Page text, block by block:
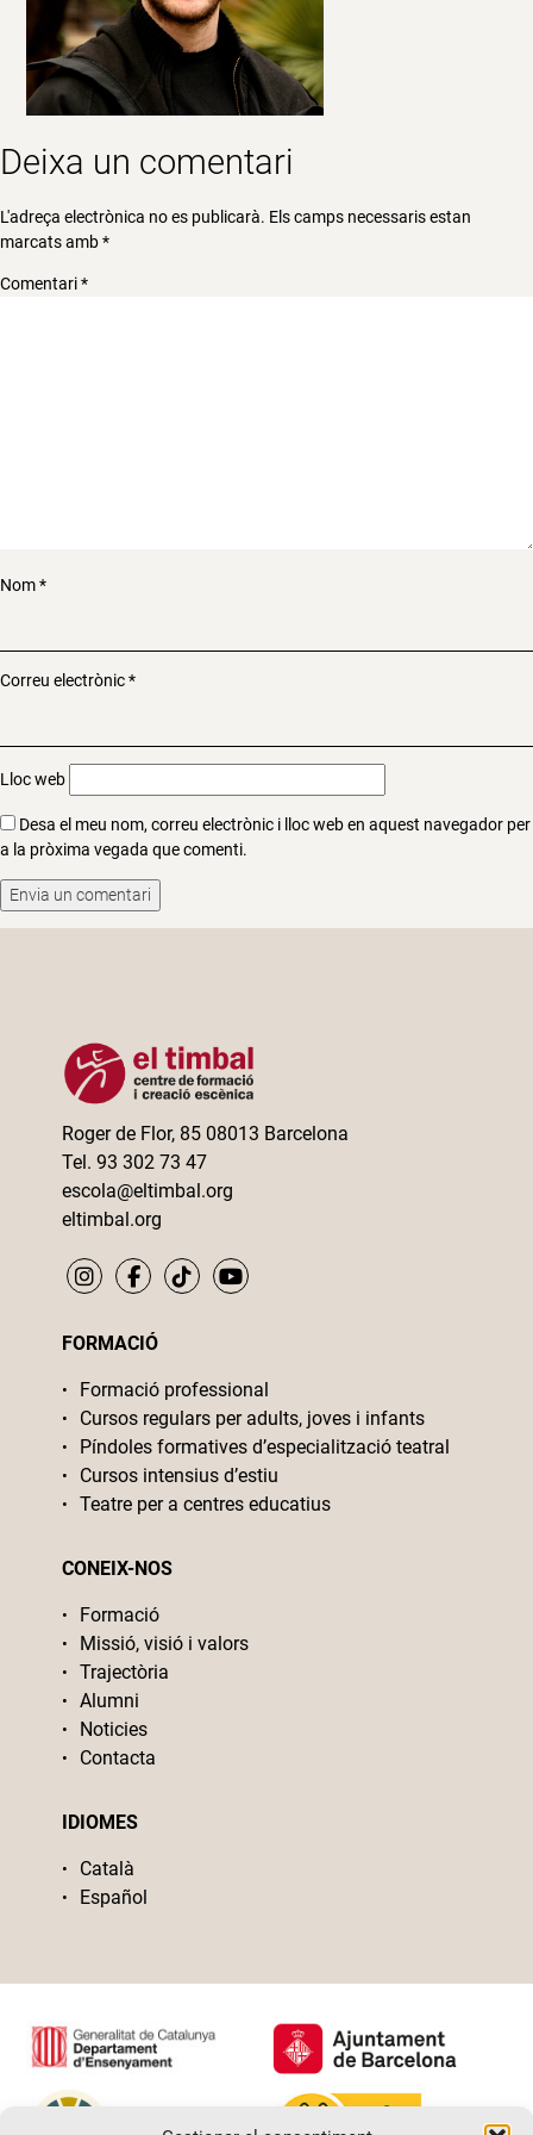
Deixa un comentari
L'adreça electrònica no es publicarà. Els camps necessaris estan
marcats amb*
Comentari*
Nom*
Correu electrònic*
Lloc web
Desa el meu nom, correu electrònic i lloc web en aquest navegador per
a la pròxima vegada que comenti.
Roger de Flor, 85 08013 Barcelona
Tel. 93 302 73 47
escola@eltimbal.org
eltimbal.org
FORMACIÓ
Formació professional
Cursos regulars per adults, joves i infants
Píndoles formatives d’especialització teatral
Cursos intensius d’estiu
Teatre per a centres educatius
CONEIX-NOS
Formació
Missió, visió i valors
Trajectòria
Alumni
Noticies
Contacta
IDIOMES
Català
Español